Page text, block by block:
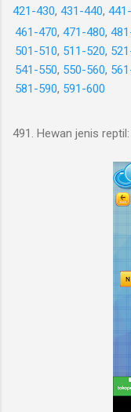
421-430, 431-440,
461-470, 471-480,
501-510, 511-520,
541-550, 550-560,
581-590, 591-600
491. Hewan jenis reptil: